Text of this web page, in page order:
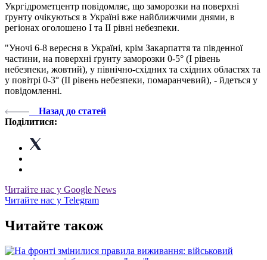
Укргідрометцентр повідомляє, що заморозки на поверхні
ґрунту очікуються в Україні вже найближчими днями, в
регіонах оголошено І та ІІ рівні небезпеки.
"Уночі 6-8 вересня в Україні, крім Закарпаття та південної
частини, на поверхні ґрунту заморозки 0-5° (I рівень
небезпеки, жовтий), у північно-східних та східних областях та
у повітрі 0-3° (II рівень небезпеки, помаранчевий), - йдеться у
повідомленні.
Назад до статей
Поділитися:
Читайте нас у Google News
Читайте нас у Telegram
Читайте також